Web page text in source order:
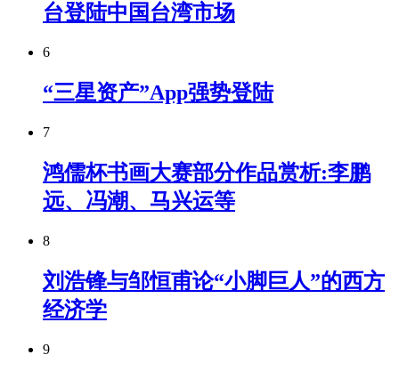
台登陆中国台湾市场
6
“三星资产”App强势登陆
7
鸿儒杯书画大赛部分作品赏析:李鹏
远、冯潮、马兴运等
8
刘浩锋与邹恒甫论“小脚巨人”的西方
经济学
9